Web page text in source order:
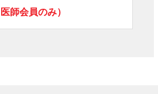
師会員のみ）